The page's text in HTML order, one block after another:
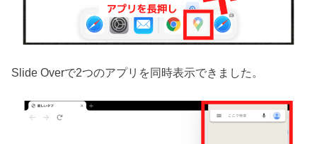
Slide Overで2つのアプリを同時表示できました。